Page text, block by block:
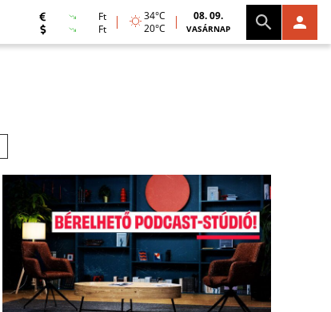
Ft
Ft
34°C
20°C
08. 09.
VASÁRNAP